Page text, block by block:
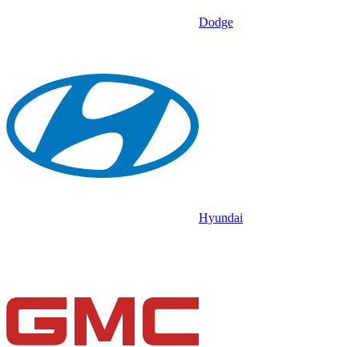
Dodge
Hyundai